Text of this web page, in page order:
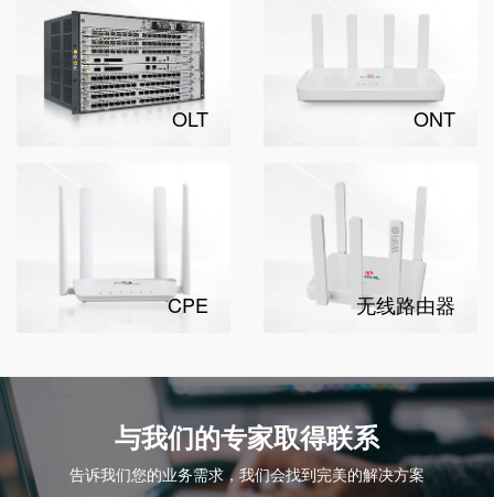
OLT ONT
CPE 无线路由器
与我们的专家取得联系
告诉我们您的业务需求，我们会找到完美的解决方案